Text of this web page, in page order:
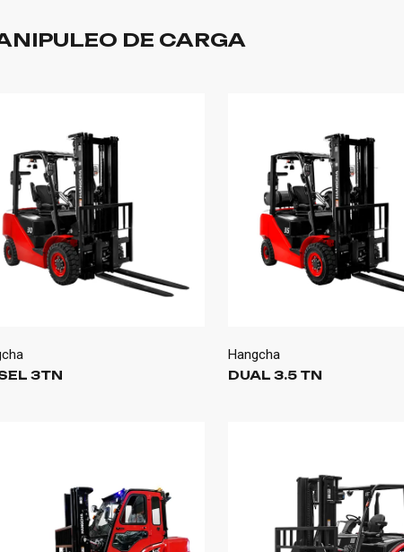
DE CARGA
3TN
Hangcha
DUAL 3.5 TN